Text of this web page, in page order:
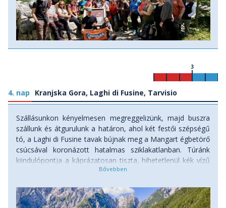
4. nap Kranjska Gora, Laghi di Fusine, Tarvisio
3
Szállásunkon kényelmesen megreggelizünk, majd buszra
szállunk és átgurulunk a határon, ahol két festői szépségű
tó, a Laghi di Fusine tavak bújnak meg a Mangart égbetörő
csúcsával koronázott hatalmas sziklakatlanban. Túránk
kiindulópontja a káprázatosan tiszta, hihetetlenül kék vízű
jégkorszaki eredetű tavacskák partján lesz, melyek a Júlia-
tavaktól nézve a legelképesztőbb látványt a Mangart
(2679m) zordon északi sziklafala nyújtja. Ahogy